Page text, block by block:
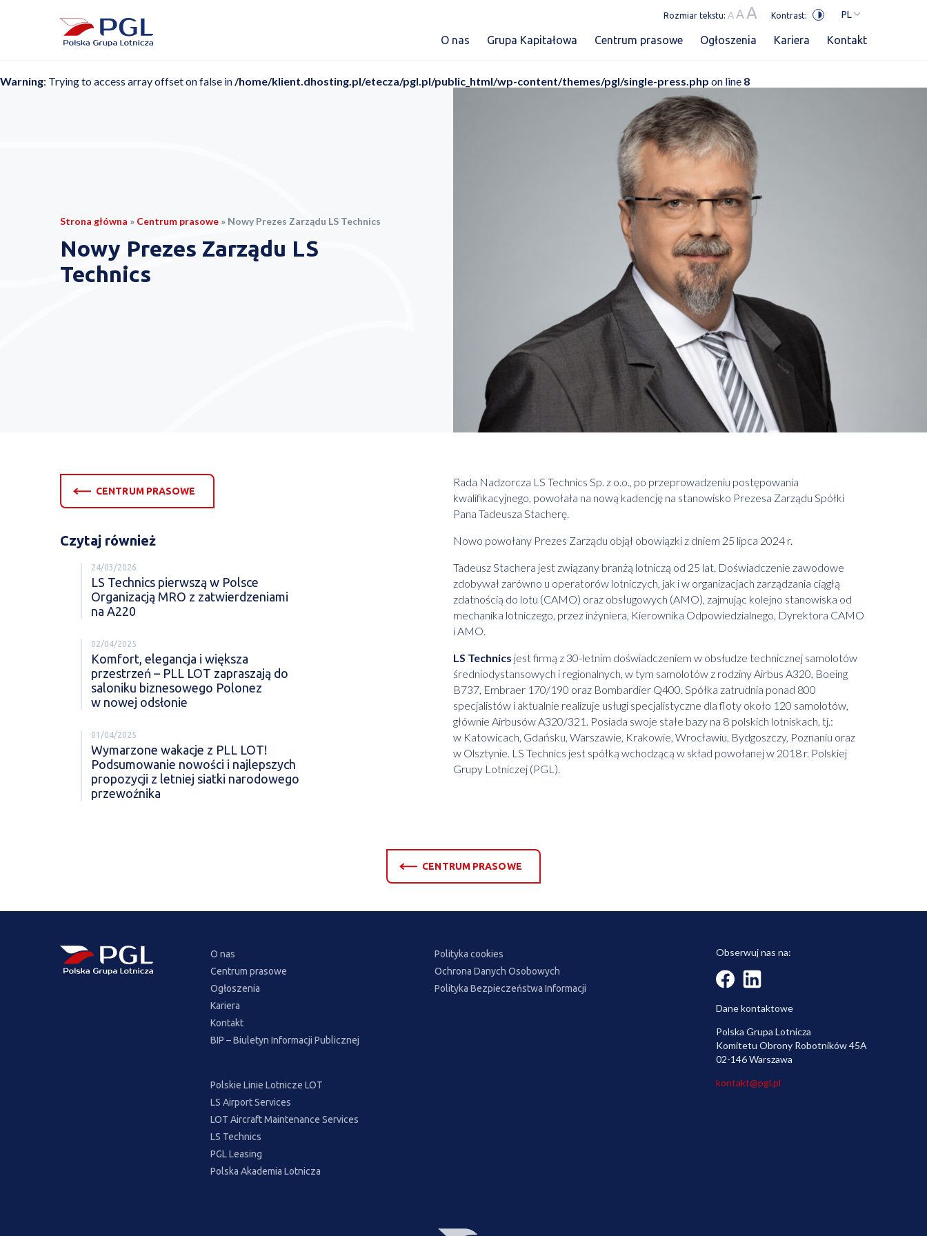
Rozmiar tekstu:A A A Kontrast: PL
O nas Grupa Kapitałowa Centrum prasowe Ogłoszenia Kariera Kontakt
Warning: Trying to access array offset on false in/home/klient.dhosting.pl/etecza/pgl.pl/public_html/wp-content/themes/pgl/single-press.php on line 8
Strona główna » Centrum prasowe » Nowy Prezes Zarządu LS Technics
Nowy Prezes Zarządu LS
Technics
Rada Nadzorcza LS Technics Sp. z o.o., po przeprowadzeniu postępowania
kwalifikacyjnego, powołała na nową kadencję na stanowisko Prezesa Zarządu Spółki
Pana Tadeusza Stacherę.
Nowo powołany Prezes Zarządu objął obowiązki z dniem 25 lipca 2024 r.
Tadeusz Stachera jest związany branżą lotniczą od 25 lat. Doświadczenie zawodowe
zdobywał zarówno u operatorów lotniczych, jak i w organizacjach zarządzania ciągłą
zdatnością do lotu (CAMO) oraz obsługowych (AMO), zajmując kolejno stanowiska od
mechanika lotniczego, przez inżyniera, Kierownika Odpowiedzialnego, Dyrektora CAMO
i AMO.
LS Technics jest firmą z 30-letnim doświadczeniem w obsłudze technicznej samolotów
średniodystansowych i regionalnych, w tym samolotów z rodziny Airbus A320, Boeing
B737, Embraer 170/190 oraz Bombardier Q400. Spółka zatrudnia ponad 800
specjalistów i aktualnie realizuje usługi specjalistyczne dla floty około 120 samolotów,
głównie Airbusów A320/321. Posiada swoje stałe bazy na 8 polskich lotniskach, tj.:
w Katowicach, Gdańsku, Warszawie, Krakowie, Wrocławiu, Bydgoszczy, Poznaniu oraz
w Olsztynie. LS Technics jest spółką wchodzącą w skład powołanej w 2018 r. Polskiej
Grupy Lotniczej (PGL).
CENTRUM PRASOWE
Czytaj również
24/03/2026
LS Technics pierwszą w Polsce
Organizacją MRO z zatwierdzeniami
na A220
02/04/2025
Komfort, elegancja i większa
przestrzeń – PLL LOT zapraszają do
saloniku biznesowego Polonez
w nowej odsłonie
01/04/2025
Wymarzone wakacje z PLL LOT!
Podsumowanie nowości i najlepszych
propozycji z letniej siatki narodowego
przewoźnika
CENTRUM PRASOWE
O nas
Centrum prasowe
Ogłoszenia
Kariera
Kontakt
BIP – Biuletyn Informacji Publicznej
Polityka cookies
Ochrona Danych Osobowych
Polityka Bezpieczeństwa Informacji
Polskie Linie Lotnicze LOT
LS Airport Services
LOT Aircraft Maintenance Services
LS Technics
PGL Leasing
Polska Akademia Lotnicza
Obserwuj nas na:
Dane kontaktowe
Polska Grupa Lotnicza
Komitetu Obrony Robotników 45A
02-146 Warszawa
kontakt@pgl.pl